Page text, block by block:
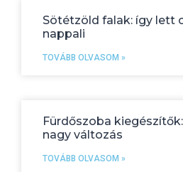
Sötétzöld falak: így lett
nappali
TOVÁBB OLVASOM »
Fürdőszoba
nagy változás
TOVÁBB OLVASOM »